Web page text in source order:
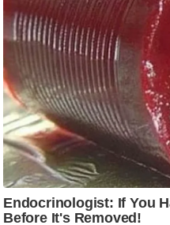
ए
म
आ
र
.
आ
ई
.
चा